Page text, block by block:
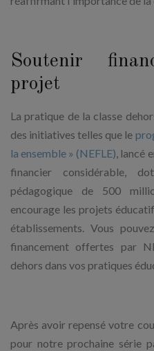
Soutenir
projet
La pratique de la classe
des initiatives telles que le
la ensemble » (NEFLE), lancé
financier considérable,
pédagogique de 500
encourage les projets
établissements. Vous
financement offertes par
dehors dans vos pratiques
Après avoir repensé votre
pour notre prochaine série